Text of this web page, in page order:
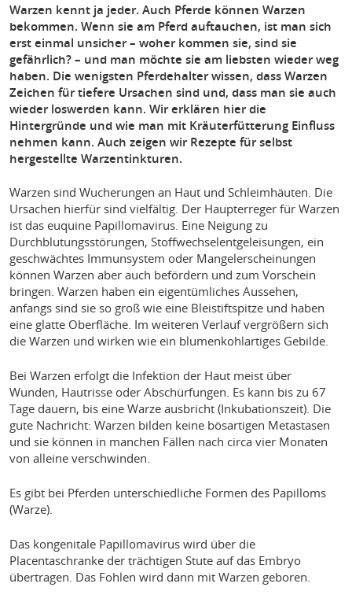
Warzen kennt ja jeder. Auch Pferde können Warzen
bekommen. Wenn sie am Pferd auftauchen, ist man sich
erst einmal unsicher – woher kommen sie, sind sie
gefährlich? – und man möchte sie am liebsten wieder weg
haben. Die wenigsten Pferdehalter wissen, dass Warzen
Zeichen für tiefere Ursachen sind und, dass man sie auch
wieder loswerden kann. Wir erklären hier die
Hintergründe und wie man mit Kräuterfütterung Einfluss
nehmen kann. Auch zeigen wir Rezepte für selbst
hergestellte Warzentinkturen.
Warzen sind Wucherungen an Haut und Schleimhäuten. Die
Ursachen hierfür sind vielfältig. Der Haupterreger für Warzen
ist das euquine Papillomavirus. Eine Neigung zu
Durchblutungsstörungen, Stoffwechselentgeleisungen, ein
geschwächtes Immunsystem oder Mangelerscheinungen
können Warzen aber auch befördern und zum Vorschein
bringen. Warzen haben ein eigentümliches Aussehen,
anfangs sind sie so groß wie eine Bleistiftspitze und haben
eine glatte Oberfläche. Im weiteren Verlauf vergrößern sich
die Warzen und wirken wie ein blumenkohlartiges Gebilde.
Bei Warzen erfolgt die Infektion der Haut meist über
Wunden, Hautrisse oder Abschürfungen. Es kann bis zu 67
Tage dauern, bis eine Warze ausbricht (Inkubationszeit). Die
gute Nachricht: Warzen bilden keine bösartigen Metastasen
und sie können in manchen Fällen nach circa vier Monaten
von alleine verschwinden.
Es gibt bei Pferden unterschiedliche Formen des Papilloms
(Warze).
Das kongenitale Papillomavirus wird über die
Placentaschranke der trächtigen Stute auf das Embryo
übertragen. Das Fohlen wird dann mit Warzen geboren.